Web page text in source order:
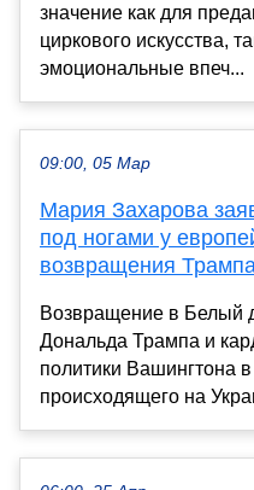
значение как для
циркового искусства,
эмоциональные впеч...
09:00, 05 Мар
Мария Захарова
под ногами у
возвращения
Возвращение в Белый
Дональда Трампа и
политики Вашингтона
происходящего на